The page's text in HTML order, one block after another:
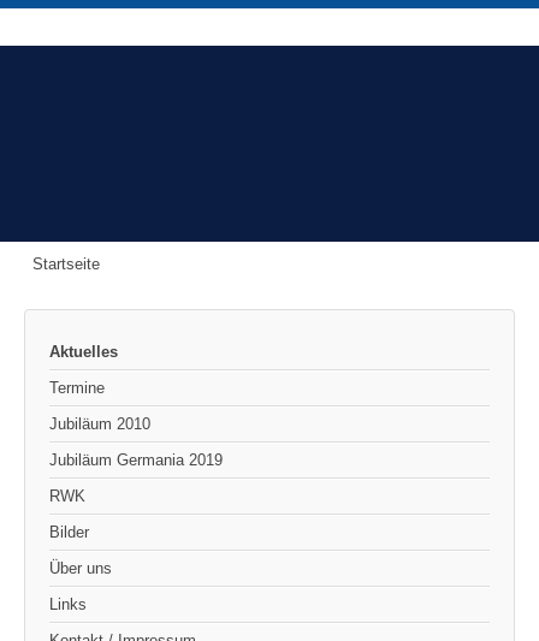
Startseite
Aktuelles
Termine
Jubiläum 2010
Jubiläum Germania 2019
RWK
Bilder
Über uns
Links